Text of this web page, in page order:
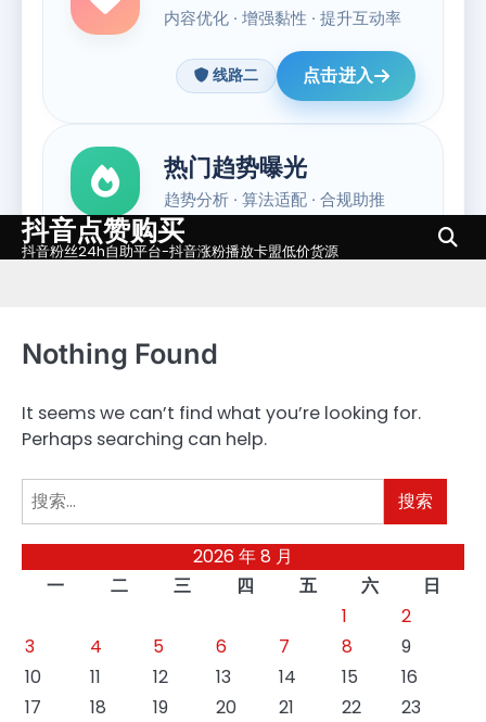
Skip抖音点赞购买
抖音粉丝24h自助平台-抖音涨粉播放卡盟低价货源
Nothing Found
It seems we can’t find what you’re looking for.
Perhaps searching can help.
搜
索：
2026 年 8 月
一
二 三 四 五 六
日
1
2
3
4 5 6 7 8
9
10
11 12 13 14 15
16
17
18 19 20 21 22
23